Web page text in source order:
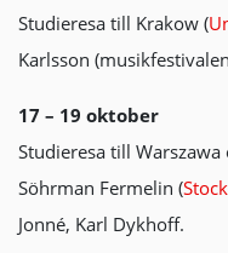
Studieresa till Krakow (
Karlsson (musikfestivalen
17 – 19 oktober
Studieresa till
Söhrman Fermelin (
Jonné, Karl Dykhoff.